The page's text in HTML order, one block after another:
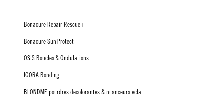
Bonacure Repair Rescue+
Bonacure Sun Protect
OSiS Boucles & Ondulations
IGORA Bonding
BLONDME pourdres décolorantes & nuanceurs eclat